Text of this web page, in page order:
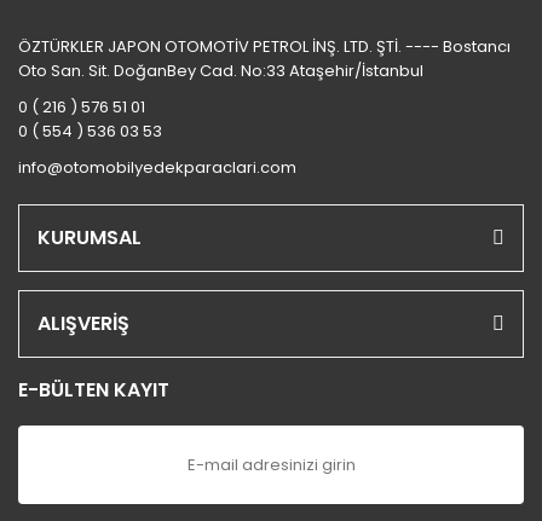
ÖZTÜRKLER JAPON OTOMOTİV PETROL İNŞ. LTD. ŞTİ. ---- Bostancı
Oto San. Sit. DoğanBey Cad. No:33 Ataşehir/İstanbul
0 ( 216 ) 576 51 01
0 ( 554 ) 536 03 53
info@otomobilyedekparaclari.com
KURUMSAL
ALIŞVERİŞ
E-BÜLTEN KAYIT